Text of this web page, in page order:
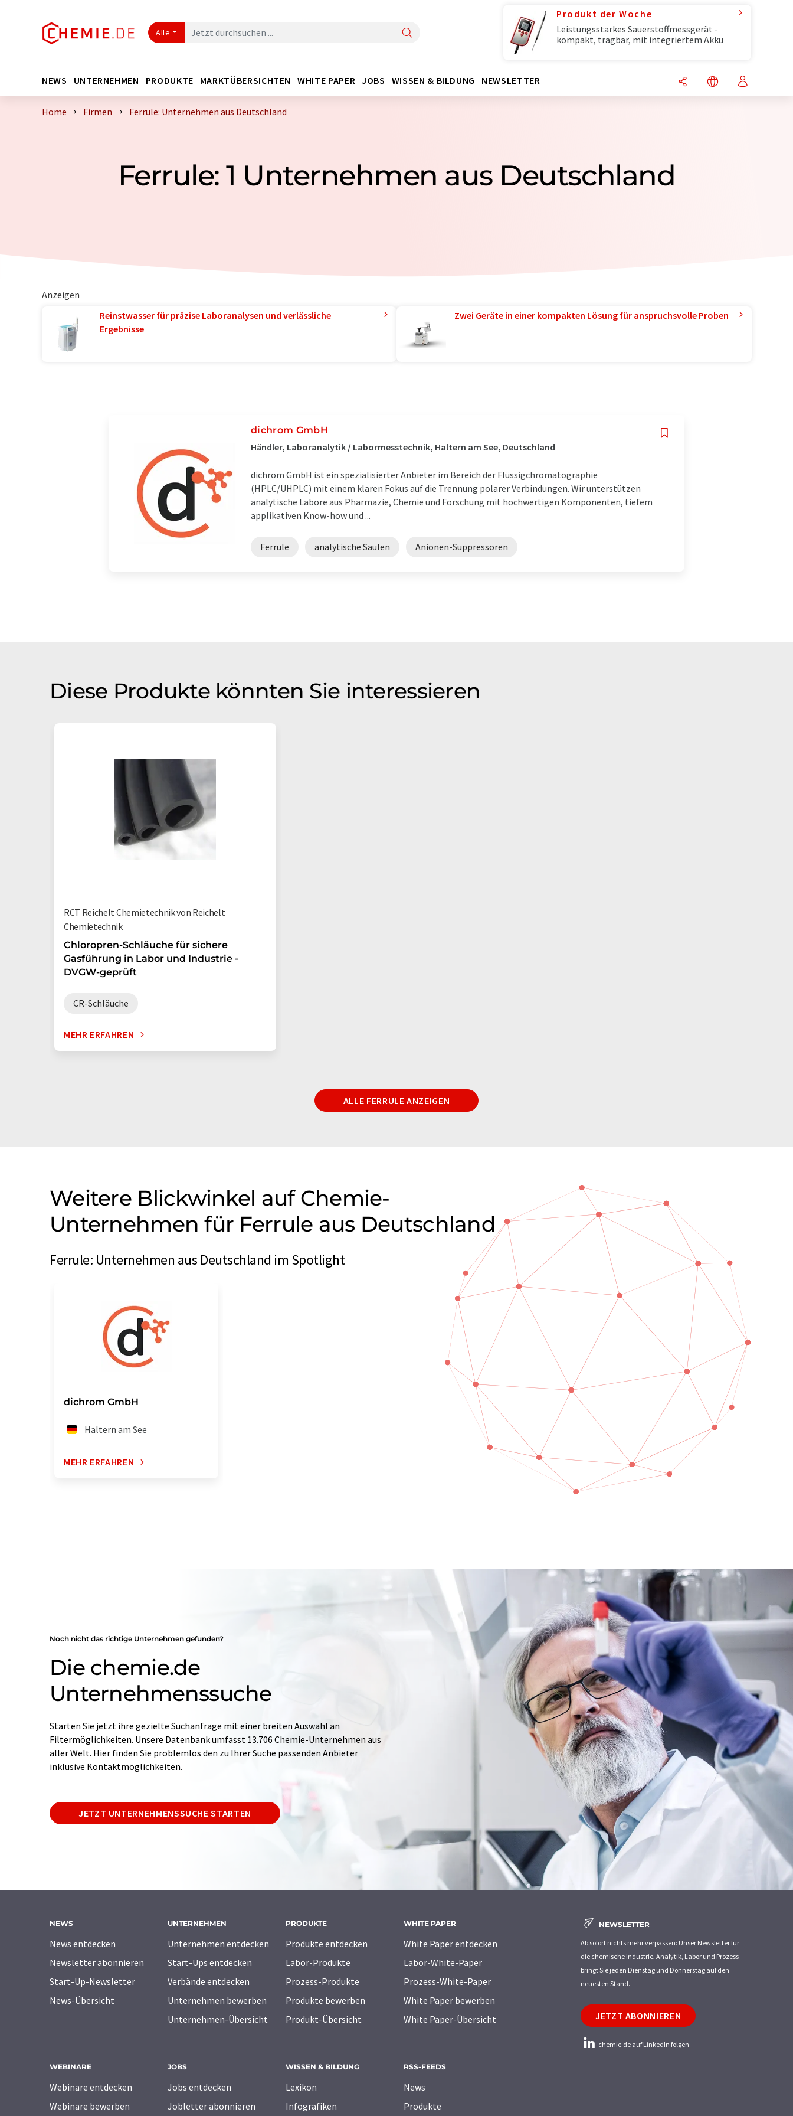
Alle
Produkt der Woche
Leistungsstarkes Sauerstoffmessgerät -
kompakt, tragbar, mit integriertem Akku
NEWS UNTERNEHMEN PRODUKTE MARKTÜBERSICHTEN WHITE PAPER JOBS WISSEN & BILDUNG NEWSLETTER
Home Firmen Ferrule: Unternehmen aus Deutschland
Ferrule: 1 Unternehmen aus Deutschland
Anzeigen
Reinstwasser für präzise Laboranalysen und verlässliche
Ergebnisse
Zwei Geräte in einer kompakten Lösung für anspruchsvolle Proben
dichrom GmbH
Händler, Laboranalytik / Labormesstechnik, Haltern am See, Deutschland
dichrom GmbH ist ein spezialisierter Anbieter im Bereich der Flüssigchromatographie
(HPLC/UHPLC) mit einem klaren Fokus auf die Trennung polarer Verbindungen. Wir unterstützen
analytische Labore aus Pharmazie, Chemie und Forschung mit hochwertigen Komponenten, tiefem
applikativen Know-how und ...
Ferrule analytische Säulen Anionen-Suppressoren
Diese Produkte könnten Sie interessieren
RCT Reichelt Chemietechnik von Reichelt
Chemietechnik
Chloropren-Schläuche für sichere
Gasführung in Labor und Industrie -
DVGW-geprüft
CR-Schläuche
MEHR ERFAHREN
ALLE FERRULE ANZEIGEN
Weitere Blickwinkel auf Chemie-
Unternehmen für Ferrule aus Deutschland
Ferrule: Unternehmen aus Deutschland im Spotlight
dichrom GmbH
Haltern am See
MEHR ERFAHREN
Noch nicht das richtige Unternehmen gefunden?
Die chemie.de
Unternehmenssuche
Starten Sie jetzt ihre gezielte Suchanfrage mit einer breiten Auswahl an
Filtermöglichkeiten. Unsere Datenbank umfasst 13.706 Chemie-Unternehmen aus
aller Welt. Hier finden Sie problemlos den zu Ihrer Suche passenden Anbieter
inklusive Kontaktmöglichkeiten.
JETZT UNTERNEHMENSSUCHE STARTEN
NEWS
News entdecken
Newsletter abonnieren
Start-Up-Newsletter
News-Übersicht
UNTERNEHMEN
Unternehmen entdecken
Start-Ups entdecken
Verbände entdecken
Unternehmen bewerben
Unternehmen-Übersicht
PRODUKTE
Produkte entdecken
Labor-Produkte
Prozess-Produkte
Produkte bewerben
Produkt-Übersicht
WHITE PAPER
White Paper entdecken
Labor-White-Paper
Prozess-White-Paper
White Paper bewerben
White Paper-Übersicht
WEBINARE
Webinare entdecken
Webinare bewerben
JOBS
Jobs entdecken
Jobletter abonnieren
WISSEN & BILDUNG
Lexikon
Infografiken
RSS-FEEDS
News
Produkte
NEWSLETTER
Ab sofort nichts mehr verpassen: Unser Newsletter für
die chemische Industrie, Analytik, Labor und Prozess
bringt Sie jeden Dienstag und Donnerstag auf den
neuesten Stand.
JETZT ABONNIEREN
chemie.de auf LinkedIn folgen